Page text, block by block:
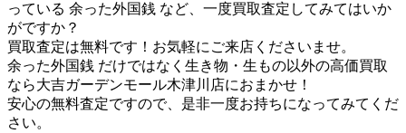
っている 余った外国銭 など、一度買取査定してみてはいか
がですか？
買取査定は無料です！お気軽にご来店くださいませ。
余った外国銭 だけではなく生き物・生もの以外の高価買取
なら大吉ガーデンモール木津川店におまかせ！
安心の無料査定ですので、是非一度お持ちになってみてくだ
さい。